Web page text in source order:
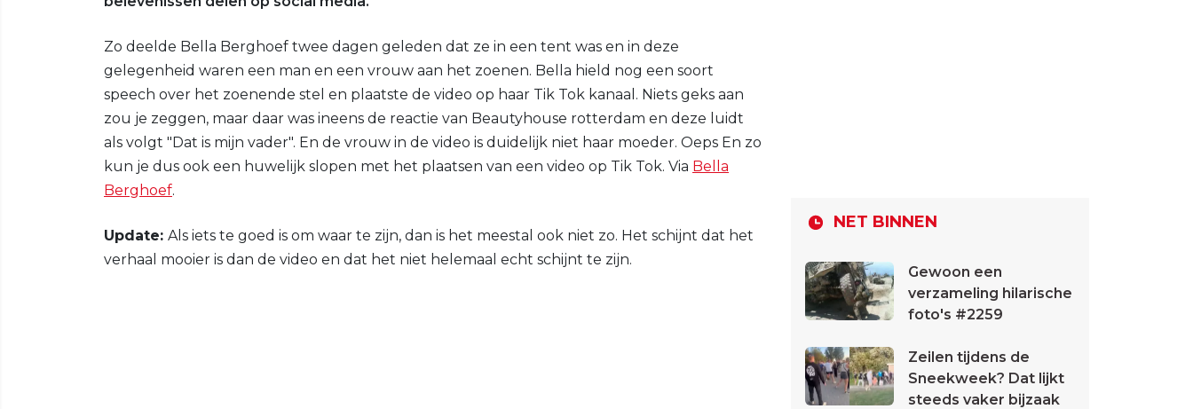
Zo deelde Bella Berghoef twee dagen geleden dat ze in een tent was en in deze
gelegenheid waren een man en een vrouw aan het zoenen. Bella hield nog een soort
speech over het zoenende stel en plaatste de video op haar Tik Tok kanaal. Niets geks aan
zou je zeggen, maar daar was ineens de reactie van Beautyhouse rotterdam en deze luidt
als volgt "Dat is mijn vader". En de vrouw in de video is duidelijk niet haar moeder. Oeps En zo
kun je dus ook een huwelijk slopen met het plaatsen van een video op Tik Tok. Via Bella
Berghoef.
Update: Als iets te goed is om waar te zijn, dan is het meestal ook niet zo. Het schijnt dat het
verhaal mooier is dan de video en dat het niet helemaal echt schijnt te zijn.
NET BINNEN
Gewoon een
verzameling hilarische
foto's #2259
Zeilen tijdens de
Sneekweek? Dat lijkt
steeds vaker bijzaak